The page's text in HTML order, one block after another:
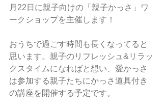
月22日に親子向けの「親子かっさ」ワ
ークショップを主催します！
おうちで過ごす時間も長くなってると
思います。親子のリフレッシュ&リラッ
クスタイムになればと想い、愛かっさ
は参加する親子たちにかっさ道具付き
の講座を開催する予定です。